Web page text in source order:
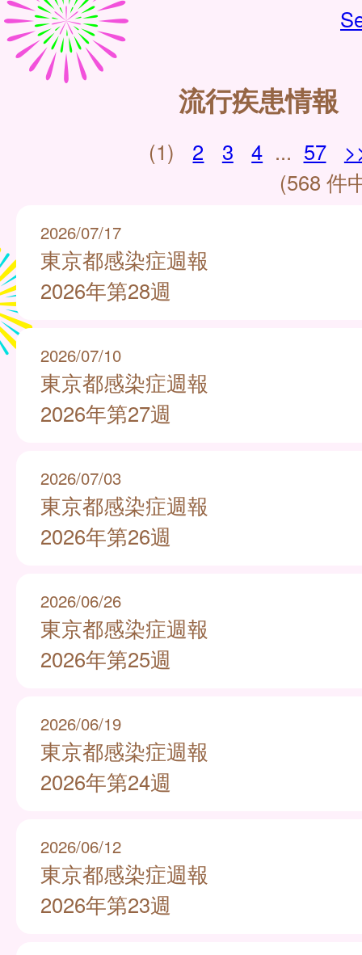
流行疾患情報
(1) 2 3 4 ... 57
(568 件
2026/07/17
東京都感染症週報
2026年第28週
2026/07/10
東京都感染症週報
2026年第27週
2026/07/03
東京都感染症週報
2026年第26週
2026/06/26
東京都感染症週報
2026年第25週
2026/06/19
東京都感染症週報
2026年第24週
2026/06/12
東京都感染症週報
2026年第23週